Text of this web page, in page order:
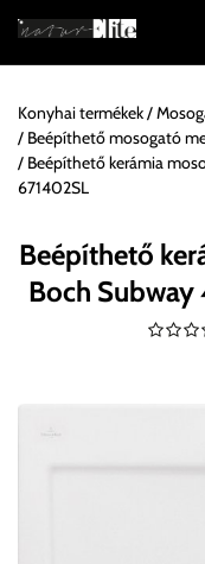
Konyhai termékek
Beépíthető mosogató
Beépíthető kerámia
671402SL
Beépíthető
Boch